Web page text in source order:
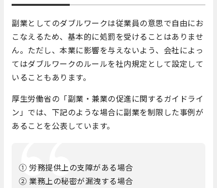
副業としてのダブルワークは従業員の意思で自由にお
こなえるため、基本的に処罰を受けることはありませ
ん。ただし、本業に影響を与えないよう、会社によっ
てはダブルワークのルールを社内規定として設定して
いることもあります。
厚生労働省の「副業・兼業の促進に関するガイドライ
ン」では、下記のような場合に副業を制限した事例が
あることを公表しています。
① 労務提供上の支障がある場合
② 業務上の秘密が漏洩する場合